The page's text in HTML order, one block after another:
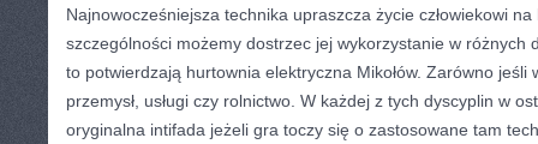
Najnowocześniejsza technika upraszcza życie człowiekowi
szczególności możemy dostrzec jej wykorzystanie w różnych
to potwierdzają hurtownia elektryczna Mikołów. Zarówno jeśli
przemysł, usługi czy rolnictwo. W każdej z tych dyscyplin w
oryginalna intifada jeżeli gra toczy się o zastosowane tam